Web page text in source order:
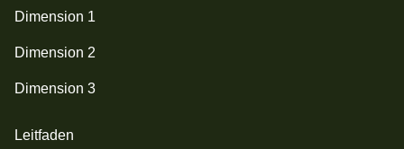
Dimension 1
Dimension 2
Dimension 3
Leitfaden